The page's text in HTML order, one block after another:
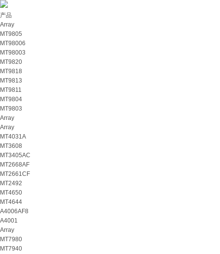
产品
Array
MT9805
MT98006
MT98003
MT9820
MT9818
MT9813
MT9811
MT9804
MT9803
Array
Array
MT4031A
MT3608
MT3405AC
MT2668AF
MT2661CF
MT2492
MT4650
MT4644
A4006AF8
A4001
Array
MT7980
MT7940